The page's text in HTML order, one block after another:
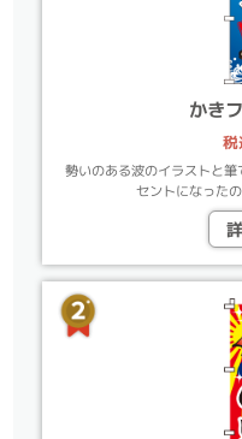
かき
税
勢いのある波のイラストと
セントになった